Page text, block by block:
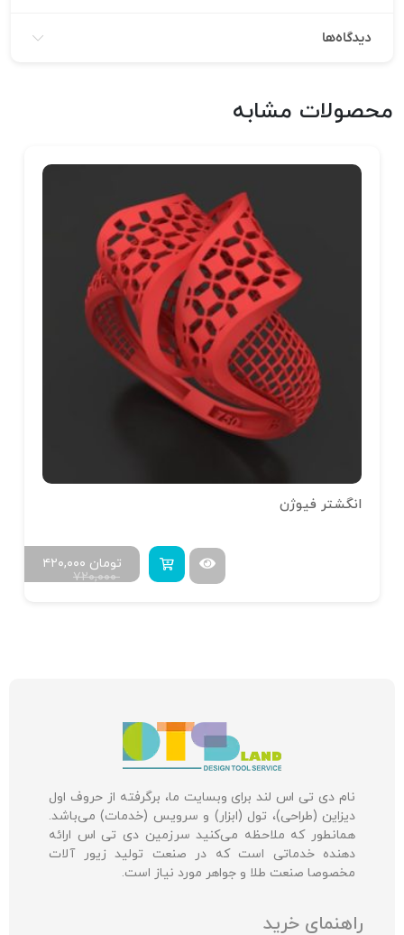
دیدگاه‌ها
محصولات مشابه
انگشتر فیوژن
۷۲۰,۰۰۰
۴۲۰,۰۰۰ تومان
نام دی تی اس لند برای وبسایت ما، برگرفته از حروف اول
دیزاین (طراحی)، تول (ابزار) و سرویس (خدمات) می‌باشد.
همانطور که ملاحظه می‌کنید سرزمین دی تی اس ارائه
دهنده خدماتی است که در صنعت تولید زیور آلات
مخصوصا صنعت طلا و جواهر مورد نیاز است.
راهنمای خرید